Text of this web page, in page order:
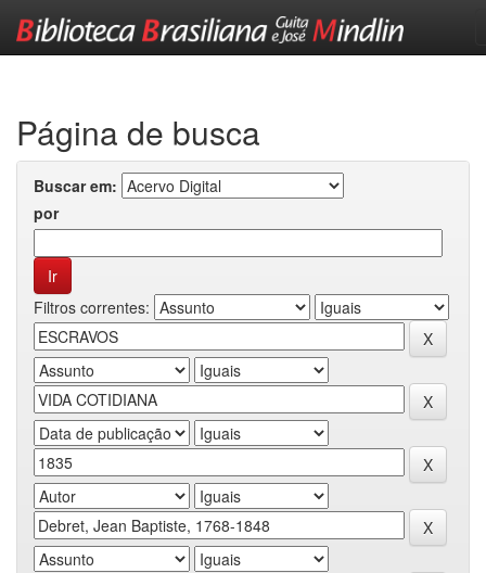
Página de busca
Buscar em:
por
Filtros correntes: